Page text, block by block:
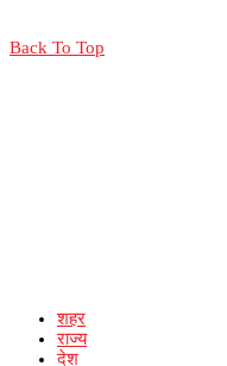
Back To Top
शहर
राज्य
देश